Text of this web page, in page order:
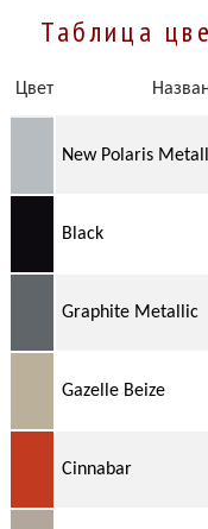
Таблица
Цвет
New Polaris
Black
Graphite Metallic
Gazelle Beize
Cinnabar